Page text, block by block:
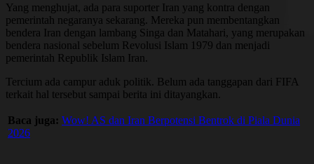
Yang menghujat, ada para suporter Iran yang kontra dengan
pemerintah negaranya sekarang. Mereka pun membentangkan
bendera Iran dengan lambang Singa dan Matahari, yang merupakan
bendera nasional sebelum Revolusi Islam 1979 dan menjadi
pemerintah Republik Islam Iran.
Tercium ada campur aduk politik. Belum ada tanggapan dari FIFA
terkait hal tersebut sampai berita ini ditayangkan.
Baca juga: Wow! AS dan Iran Berpotensi Bentrok di Piala Dunia
2026